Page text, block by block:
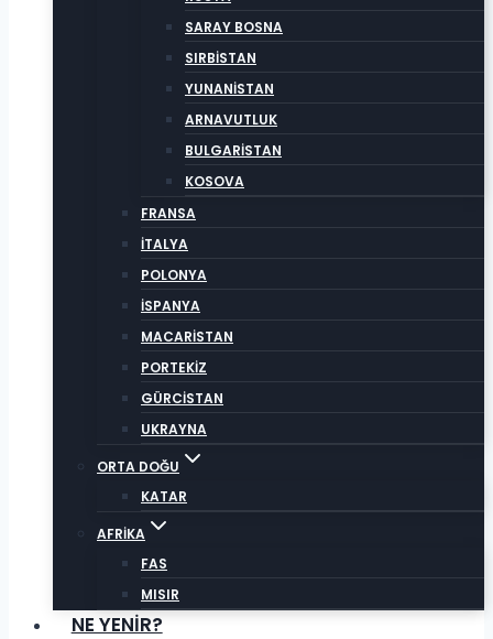
SARAY BOSNA
SIRBİSTAN
YUNANİSTAN
ARNAVUTLUK
BULGARİSTAN
KOSOVA
FRANSA
İTALYA
POLONYA
İSPANYA
MACARİSTAN
PORTEKİZ
GÜRCİSTAN
UKRAYNA
ORTA DOĞU
KATAR
AFRİKA
FAS
MISIR
NE YENİR?